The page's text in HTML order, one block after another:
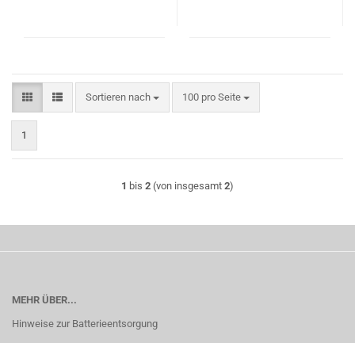
Sortieren nach
Sortieren nach 100 pro Seite
pro Seite
1
1 bis 2 (von insgesamt 2)
MEHR ÜBER...
Hinweise zur Batterieentsorgung